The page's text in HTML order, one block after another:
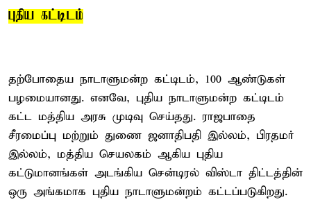
புதிய கட்டிடம்
தற்போதைய நாடாளுமன்ற கட்டிடம், 100 ஆண்டுகள்
பழமையானது. எனவே, புதிய நாடாளுமன்ற கட்டிடம்
கட்ட மத்திய அரசு முடிவு செய்தது. ராஜபாதை
சீரமைப்பு மற்றும் துணை ஜனாதிபதி இல்லம், பிரதமர்
இல்லம், மத்திய செயலகம் ஆகிய புதிய
கட்டுமானங்கள் அடங்கிய சென்டிரல் விஸ்டா திட்டத்தின்
ஒரு அங்கமாக புதிய நாடாளுமன்றம் கட்டப்படுகிறது.